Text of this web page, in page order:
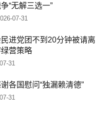
“无解三选一”
07-31
进党团不到20分钟被请离
营策略
31
各国慰问“独漏赖清德”
31